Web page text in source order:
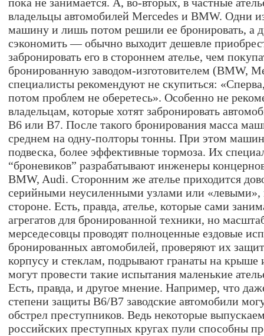
владельцы автомобилей Mercedes и BMW. Одни
машину и лишь потом решили ее бронировать, а
сэкономить — обычно выходит дешевле
забронировать его в стороннем ателье, чем
бронированную заводом-изготовителем (BMW,
специалисты рекомендуют не скупиться:
потом проблем не оберетесь». Особенно не
владельцам, которые хотят забронировать
B6 или B7. После такого бронирования масса
среднем на одну-полторы тонны. При этом
подвеска, более эффективные тормоза. Их
“броневиков” разрабатывают инженеры
BMW, Audi. Сторонним же ателье приходится
серийными неусиленными узлами или
стороне. Есть, правда, ателье, которые сами
агрегатов для бронированной техники, но
мерседесовцы проводят полноценные ездовые
бронированных автомобилей, проверяют их
корпусу и стеклам, подрывают гранаты на крыше
могут провести такие испытания маленькие
Есть, правда, и другое мнение. Например, что
степени защиты B6/B7 заводские автомобили
обстрел преступников. Ведь некоторые
российских преступных кругах пули способны